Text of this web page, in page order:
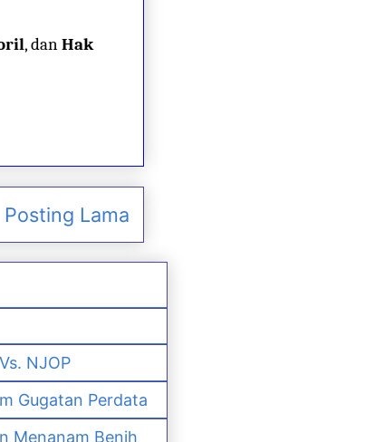
, danHak
Posting Lama
NJOP
Gugatan Perdata
Menanam Benih